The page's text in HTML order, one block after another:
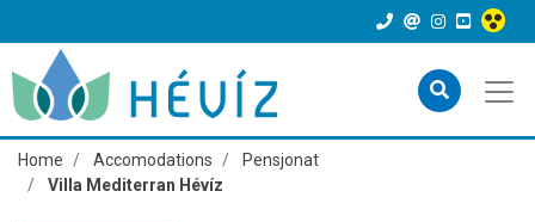
Home Accomodations
Pensjonat
Villa Mediterran Hévíz